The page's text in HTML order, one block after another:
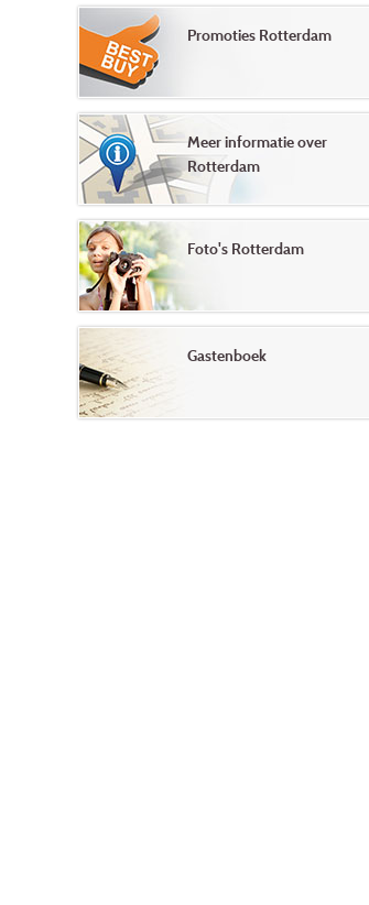
Promoties Rotterdam
Meer informatie over
Rotterdam
Foto's Rotterdam
Gastenboek